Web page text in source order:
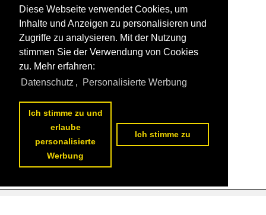
Diese Webseite verwendet Cookies, um
Inhalte und Anzeigen zu personalisieren und
Zugriffe zu analysieren. Mit der Nutzung
stimmen Sie der Verwendung von Cookies
zu. Mehr erfahren:
Datenschutz , Personalisierte Werbung
Ich stimme zu und
erlaube
personalisierte
Werbung
Ich stimme zu